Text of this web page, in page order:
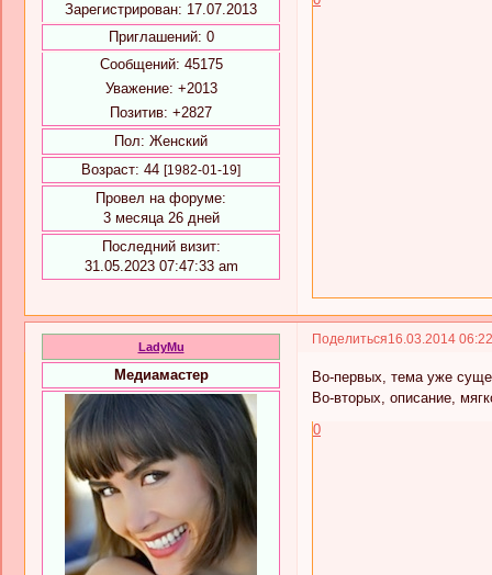
Зарегистрирован: 17.07.2013
Приглашений: 0
Сообщений: 45175
Уважение: +2013
Позитив: +2827
Пол: Женский
Возраст: 44 [1982-01-19]
Провел на форуме:
3 месяца 26 дней
Последний визит:
31.05.2023 07:47:33 am
Поделиться16.03.2014
LadyMu
Медиамастер
Во-первых, тема уже
Во-вторых, описание,
0